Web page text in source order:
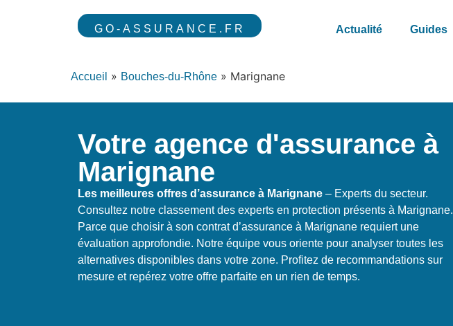
GO-ASSURANCE.FR Actualité Guides
Accueil » Bouches-du-Rhône » Marignane
Votre agence d'assurance à
Marignane
Les meilleures offres d’assurance à Marignane – Experts du secteur.
Consultez notre classement des experts en protection présents à Marignane.
Parce que choisir à son contrat d’assurance à Marignane requiert une
évaluation approfondie. Notre équipe vous oriente pour analyser toutes les
alternatives disponibles dans votre zone. Profitez de recommandations sur
mesure et repérez votre offre parfaite en un rien de temps.